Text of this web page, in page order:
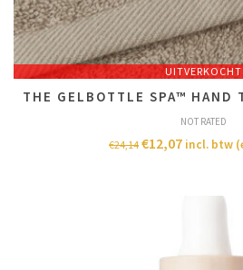
UITVERKOCHT
T​H​E GELBOTTLE SPA™ HAND
NOT RATED
€24,14 €12,07 incl. btw